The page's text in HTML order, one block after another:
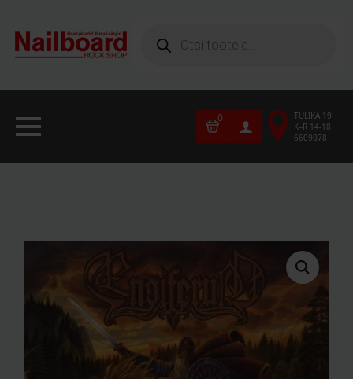
search
0
TULIKA 19
K–R 14-18
6609078